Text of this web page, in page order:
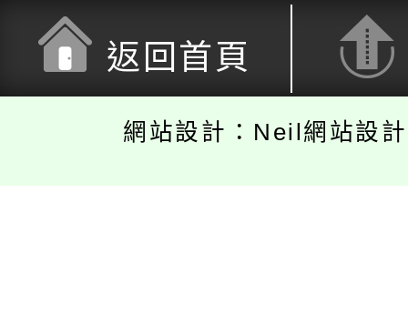
返回首頁
網站設計：Neil網站設